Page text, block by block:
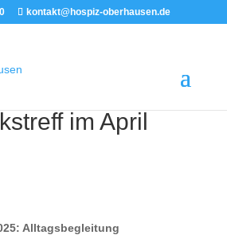
kontakt@hospiz-oberhausen.de
im April
Alltagsbegleitung